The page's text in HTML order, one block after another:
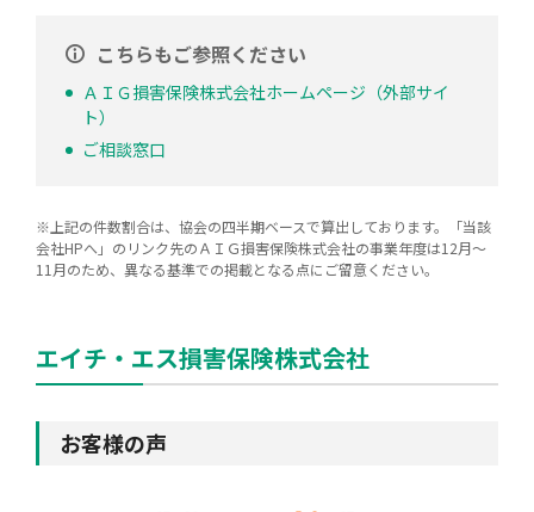
こちらもご参照ください
ＡＩＧ損害保険株式会社ホームページ（外部サイ
ト）
ご相談窓口
※上記の件数割合は、協会の四半期ベースで算出しております。「当該
会社HPへ」のリンク先のＡＩＧ損害保険株式会社の事業年度は12月～
11月のため、異なる基準での掲載となる点にご留意ください。
エイチ・エス損害保険株式会社
お客様の声